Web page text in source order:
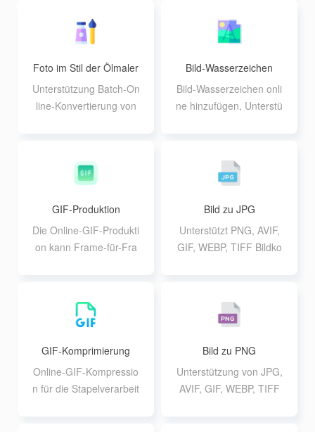
ldern.
itung
Foto im Stil der Ölmaler
ei
Unterstützung Batch-On
line-Konvertierung von
en Zeit die Verarbeitung
ße kann nicht größer se
in als 30M
Bild-Wasserzeichen
Bild-Wasserzeichen onli
ne hinzufügen, Unterstü
GIF-Produktion
Die Online-GIF-Produkti
on kann Frame-für-Fra
ffekte erstellen können
Bild zu JPG
Unterstützt PNG, AVIF,
GIF, WEBP, TIFF Bildko
ung
GIF-Komprimierung
Online-GIF-Kompressio
n für die Stapelverarbeit
Bild zu PNG
Unterstützung von JPG,
AVIF, GIF, WEBP, TIFF